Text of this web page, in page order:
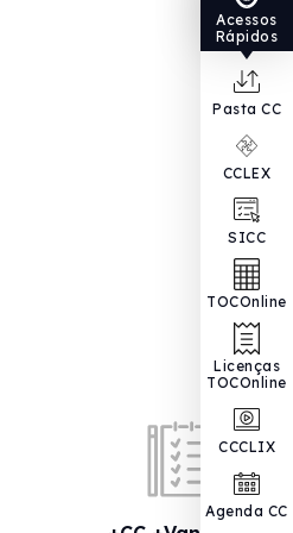
Acessos
Rápidos
Pasta CC
CCLEX
SICC
TOCOnline
Licenças
TOCOnline
CCCLIX
Agenda CC